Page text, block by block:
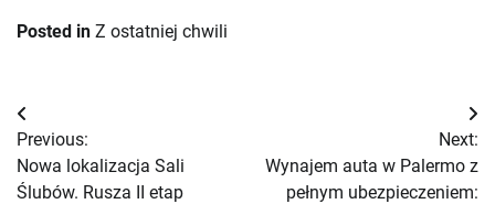
Posted in Z ostatniej chwili
Nawigacja
wpisu
Previous:
Nowa lokalizacja Sali
Ślubów. Rusza II etap
Next:
Wynajem auta w Palermo z
pełnym ubezpieczeniem: